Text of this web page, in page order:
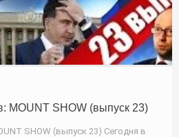
MOUNT SHOW (выпуск 23)
SHOW (выпуск 23) Сегодня в